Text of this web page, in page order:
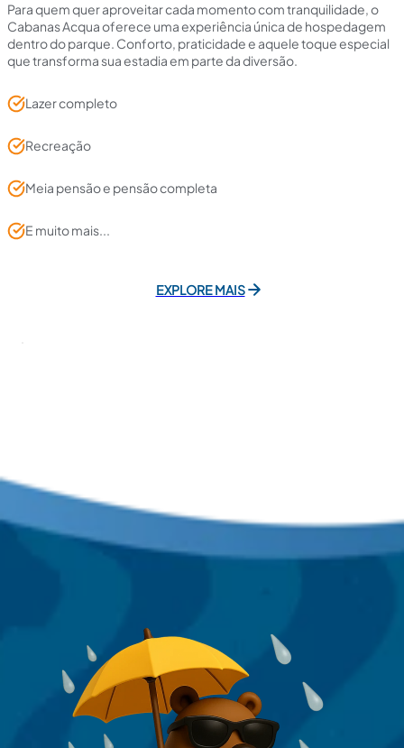
Para quem quer aproveitar cada momento com tranquilidade, o
Cabanas Acqua oferece uma experiência única de hospedagem
dentro do parque. Conforto, praticidade e aquele toque especial
que transforma sua estadia em parte da diversão.
Lazer completo
Recreação
Meia pensão e pensão completa
E muito mais...
EXPLORE MAIS